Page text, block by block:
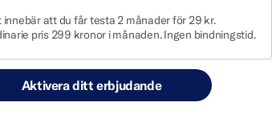
innebär att du får testa 2 månader för 29 kr.
pris 299 kronor i månaden. Ingen bindningstid.
Aktivera ditt erbjudande